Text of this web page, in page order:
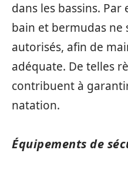
dans les bassins.
bain et bermudas
autorisés, afin de
adéquate. De telles
contribuent à
natation.
Équipements de